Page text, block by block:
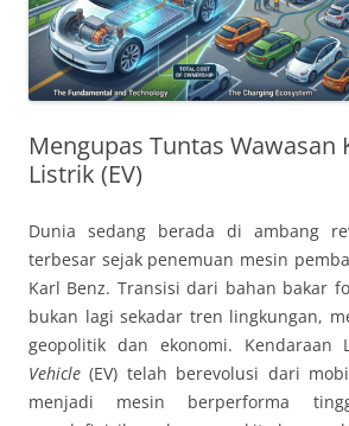
Mengupas Tuntas Wawasan
Listrik (EV)
Dunia sedang berada di ambang
terbesar sejak penemuan mesin
Karl Benz. Transisi dari bahan bakar
bukan lagi sekadar tren lingkungan,
geopolitik dan ekonomi. Kendaraan
Vehicle (EV) telah berevolusi dari
menjadi mesin berperforma